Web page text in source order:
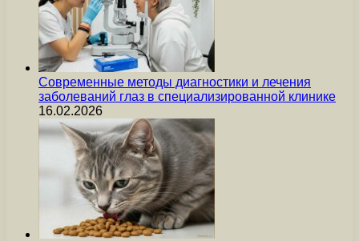
Современные методы диагностики и лечения
заболеваний глаз в специализированной клинике
16.02.2026